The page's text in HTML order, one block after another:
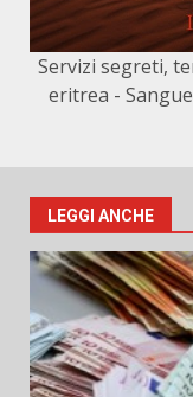
Servizi segreti,
eritrea -
LEGGI ANCHE